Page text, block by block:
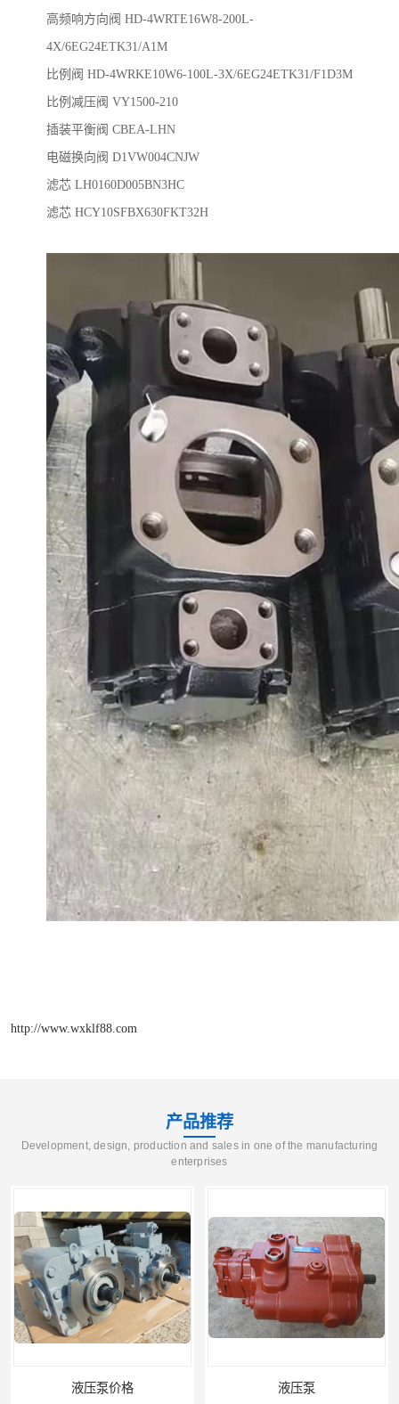
高频响方向阀 HD-4WRTE16W8-200L-
4X/6EG24ETK31/A1M
比例阀 HD-4WRKE10W6-100L-3X/6EG24ETK31/F1D3M
比例减压阀 VY1500-210
插装平衡阀 CBEA-LHN
电磁换向阀 D1VW004CNJW
滤芯 LH0160D005BN3HC
滤芯 HCY10SFBX630FKT32H
http://www.wxklf88.com
产品推荐
Development, design, production and sales in one of the manufacturing
enterprises
液压泵 柱塞泵价格